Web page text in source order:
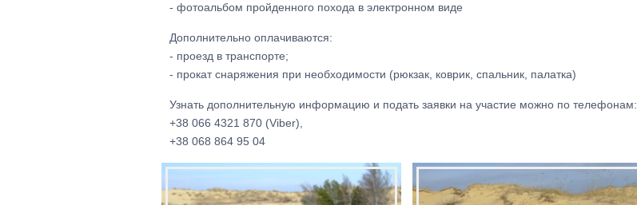
- фотоальбом пройденного похода в электронном виде
Дополнительно оплачиваются:
- проезд в транспорте;
- прокат снаряжения при необходимости (рюкзак, коврик, спальник, палатка)
Узнать дополнительную информацию и подать заявки на участие можно по телефонам:
+38 066 4321 870 (Viber),
+38 068 864 95 04